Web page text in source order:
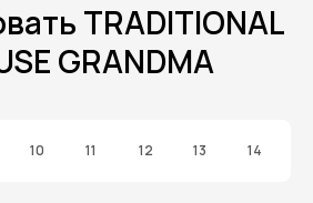
TRADITIONAL
GRANDMA
10 11 12 13 14